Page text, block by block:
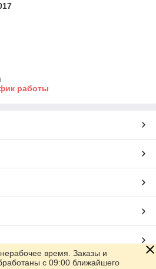
работы
время. Заказы и
с 09:00 ближайшего